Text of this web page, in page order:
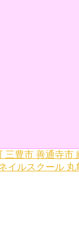
三豊市 善通寺市
イルスクール 丸